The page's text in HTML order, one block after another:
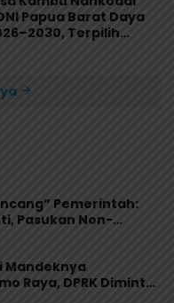
Papua Barat Daya
Terpilih
Pemerintah:
Pasukan Non-
Mandeknya
Raya, DPRK Diminta